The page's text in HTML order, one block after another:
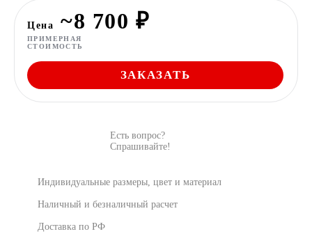
ЗАКАЗАТЬ
Цена ~8 700 ₽
ПРИМЕРНАЯ
СТОИМОСТЬ
Есть вопрос?
Спрашивайте!
Индивидуальные размеры, цвет и материал
Наличный и безналичный расчет
Доставка по РФ